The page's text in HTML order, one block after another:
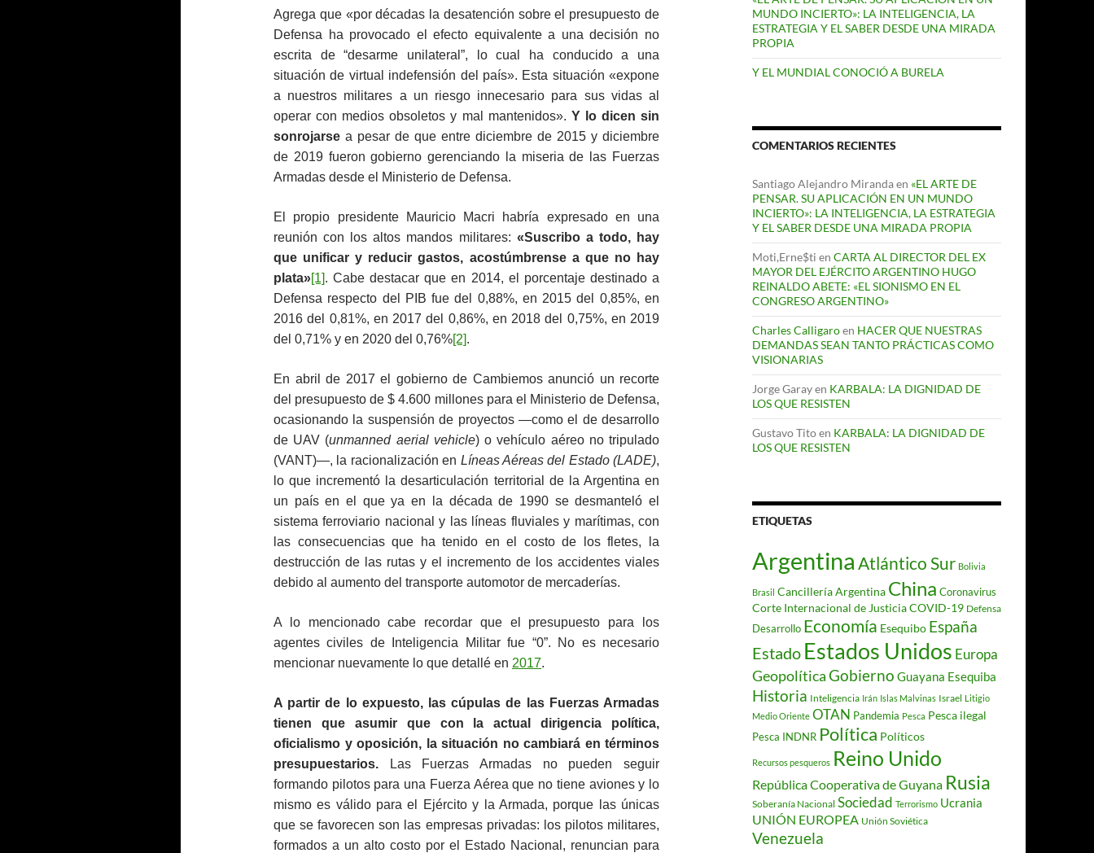
Agrega que «por décadas la desatención sobre el presupuesto de
Defensa ha provocado el efecto equivalente a una decisión no
escrita de “desarme unilateral”, lo cual ha conducido a una
situación de virtual indefensión del país». Esta situación «expone
a nuestros militares a un riesgo innecesario para sus vidas al
operar con medios obsoletos y mal mantenidos». Y lo dicen sin
sonrojarse a pesar de que entre diciembre de 2015 y diciembre
de 2019 fueron gobierno gerenciando la miseria de las Fuerzas
Armadas desde el Ministerio de Defensa.
El propio presidente Mauricio Macri habría expresado en una
reunión con los altos mandos militares: «Suscribo a todo, hay
que unificar y reducir gastos, acostúmbrense a que no hay
plata»[1]. Cabe destacar que en 2014, el porcentaje destinado a
Defensa respecto del PIB fue del 0,88%, en 2015 del 0,85%, en
2016 del 0,81%, en 2017 del 0,86%, en 2018 del 0,75%, en 2019
del 0,71% y en 2020 del 0,76%[2].
En abril de 2017 el gobierno de Cambiemos anunció un recorte
del presupuesto de $ 4.600 millones para el Ministerio de Defensa,
ocasionando la suspensión de proyectos —como el de desarrollo
de UAV (unmanned aerial vehicle) o vehículo aéreo no tripulado
(VANT)—, la racionalización en Líneas Aéreas del Estado (LADE),
lo que incrementó la desarticulación territorial de la Argentina en
un país en el que ya en la década de 1990 se desmanteló el
sistema ferroviario nacional y las líneas fluviales y marítimas, con
las consecuencias que ha tenido en el costo de los fletes, la
destrucción de las rutas y el incremento de los accidentes viales
debido al aumento del transporte automotor de mercaderías.
A lo mencionado cabe recordar que el presupuesto para los
agentes civiles de Inteligencia Militar fue “0”. No es necesario
mencionar nuevamente lo que detallé en 2017.
A partir de lo expuesto, las cúpulas de las Fuerzas Armadas
tienen que asumir que con la actual dirigencia política,
oficialismo y oposición, la situación no cambiará en términos
presupuestarios. Las Fuerzas Armadas no pueden seguir
formando pilotos para una Fuerza Aérea que no tiene aviones y lo
mismo es válido para el Ejército y la Armada, porque las únicas
que se favorecen son las empresas privadas: los pilotos militares,
formados a un alto costo por el Estado Nacional, renuncian para
MUNDO INCIERTO»: LA INTELIGENCIA, LA
ESTRATEGIA Y EL SABER DESDE UNA MIRADA
PROPIA
Y EL MUNDIAL CONOCIÓ A BURELA
COMENTARIOS RECIENTES
Santiago Alejandro Mirandaen «EL ARTE DE
PENSAR. SU APLICACIÓN EN UN MUNDO
INCIERTO»: LA INTELIGENCIA, LA ESTRATEGIA
Y EL SABER DESDE UNA MIRADA PROPIA
Moti,Erne$ti en CARTA AL DIRECTOR DEL EX
MAYOR DEL EJÉRCITO ARGENTINO HUGO
REINALDO ABETE: «EL SIONISMO EN EL
CONGRESO ARGENTINO»
Charles Calligaroen HACER QUE NUESTRAS
DEMANDAS SEAN TANTO PRÁCTICAS COMO
VISIONARIAS
Jorge Garayen KARBALA: LA DIGNIDAD DE
LOS QUE RESISTEN
Gustavo Titoen KARBALA: LA DIGNIDAD DE
LOS QUE RESISTEN
ETIQUETAS
Argentina Atlántico Sur Bolivia
Brasil Cancillería Argentina China Coronavirus
Corte Internacional de JusticiaCOVID-19 Defensa
Desarrollo Economía Esequibo España
Estado Estados Unidos Europa
GeopolíticaGobierno Guayana Esequiba
Historia Inteligencia Irán Islas Malvinas Israel Litigio
Medio Oriente OTAN Pandemia Pesca Pesca ilegal
Pesca INDNR Política Políticos
Recursos pesqueros Reino Unido
República Cooperativa de Guyana Rusia
Soberanía Nacional Sociedad Terrorismo Ucrania
UNIÓN EUROPEA Unión Soviética
Venezuela